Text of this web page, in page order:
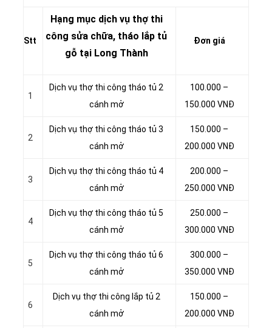
Stt
Hạng mục dịch vụ thợ thi
công sửa chữa, tháo lắp tủ
gỗ tại Long Thành
Đơn giá
1
Dịch vụ thợ thi công tháo tủ 2
cánh mở
100.000 –
150.000 VNĐ
2
Dịch vụ thợ thi công tháo tủ 3
cánh mở
150.000 –
200.000 VNĐ
3
Dịch vụ thợ thi công tháo tủ 4
cánh mở
200.000 –
250.000 VNĐ
4
Dịch vụ thợ thi công tháo tủ 5
cánh mở
250.000 –
300.000 VNĐ
5
Dịch vụ thợ thi công tháo tủ 6
cánh mở
300.000 –
350.000 VNĐ
6
Dịch vụ thợ thi công lắp tủ 2
cánh mở
150.000 –
200.000 VNĐ